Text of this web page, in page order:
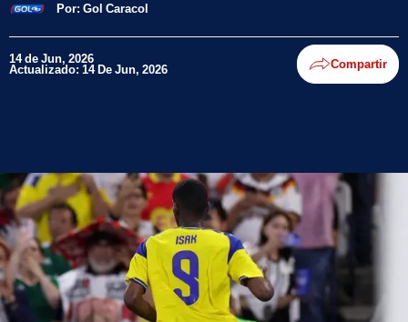
Por: Gol Caracol
14 de Jun, 2026
Actualizado: 14 De Jun, 2026 Compartir